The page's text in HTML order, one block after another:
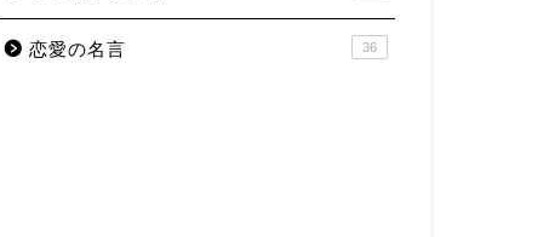
恋愛の名言 36